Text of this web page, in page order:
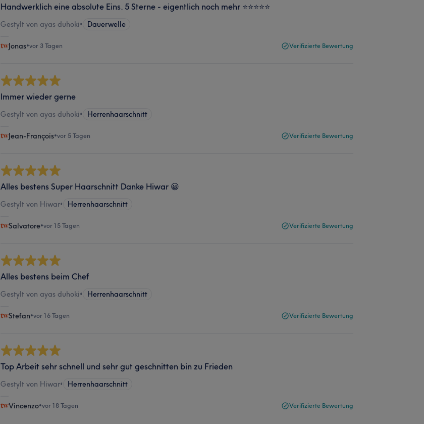
Handwerklich eine absolute Eins. 5 Sterne - eigentlich noch mehr ⭐️⭐️⭐️⭐️⭐️
Gestylt von ayas duhoki• Dauerwelle
Jonas•vor 3 Tagen Verifizierte Bewertung
Immer wieder gerne
Gestylt von ayas duhoki• Herrenhaarschnitt
Jean-François•vor 5 Tagen Verifizierte Bewertung
Alles bestens Super Haarschnitt Danke Hiwar 😀
Gestylt von Hiwar• Herrenhaarschnitt
Salvatore•vor 15 Tagen Verifizierte Bewertung
Alles bestens beim Chef
Gestylt von ayas duhoki• Herrenhaarschnitt
Stefan•vor 16 Tagen Verifizierte Bewertung
Top Arbeit sehr schnell und sehr gut geschnitten bin zu Frieden
Gestylt von Hiwar• Herrenhaarschnitt
Vincenzo•vor 18 Tagen Verifizierte Bewertung